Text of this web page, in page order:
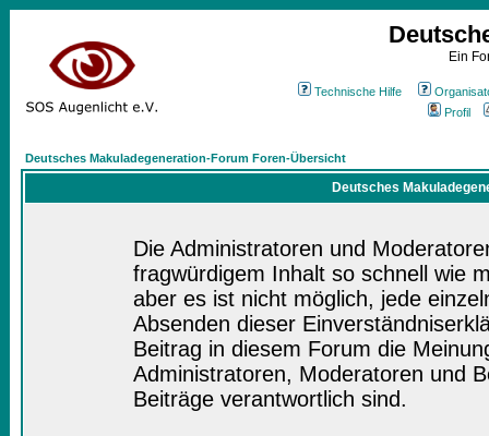
Ein
Technische Hilfe
Profil
Deutsches Makuladegeneration-Forum Foren-Übersicht
Deutsches
Die Administratoren und
fragwürdigem Inhalt so schnell wie
aber es ist nicht möglich, jede
Absenden dieser
Beitrag in diesem Forum die
Administratoren, Moderatoren und
Beiträge verantwortlich sind.